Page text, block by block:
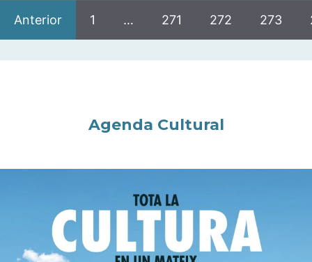
Anterior 1 … 271 272 273
Agenda Cultural